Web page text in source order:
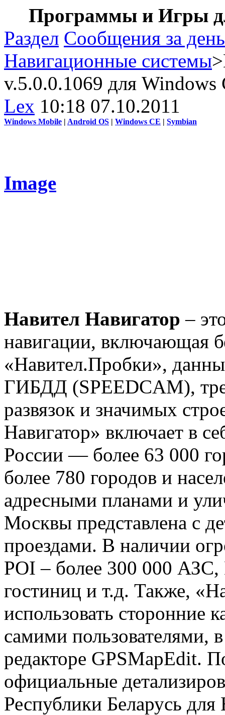
Программы и Игры
Раздел Сообщения за день
Навигационные системы
v.5.0.0.1069 для Windows
Lex 10:18 07.10.2011
Windows Mobile | Android OS | Windows CE | Symbian
Image
Навител Навигатор –
навигации, включающая
«Навител.Пробки»,
ГИБДД (SPEEDCAM),
развязок и значимых
Навигатор» включает в
России — более 63 000
более 780 городов и
адресными планами и
Москвы представлена с
проездами. В наличии
POI – более 300 000
гостиниц и т.д. Также,
использовать сторонние
самими пользователями,
редакторе GPSMapEdit.
официальные
Республики Беларусь